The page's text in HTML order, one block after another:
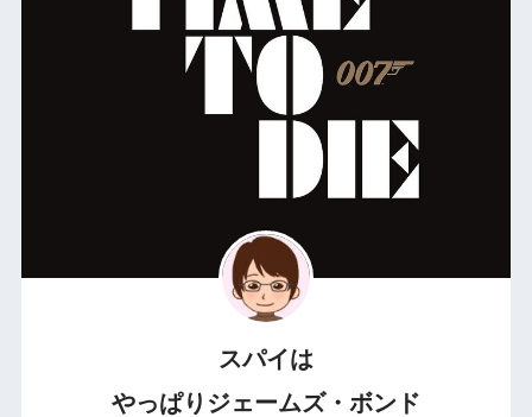
スパイは
やっぱりジェームズ・ボンド